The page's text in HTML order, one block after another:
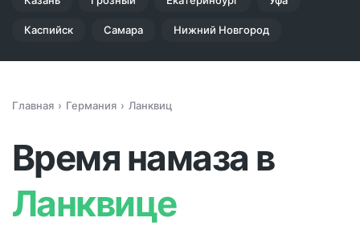
Каспийск Самара Нижний Новгород
Главная Германия Ланквиц
Время намаза в
Ланквице